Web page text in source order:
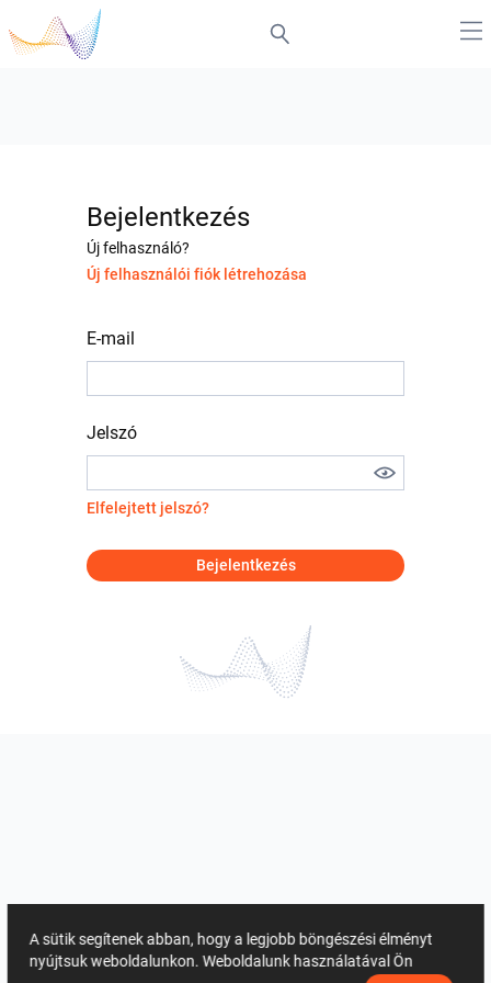
Bejelentkezés
Új felhasználó?
Új felhasználói fiók létrehozása
E-mail
Jelszó
Elfelejtett jelszó?
Bejelentkezés
A sütik segítenek abban, hogy a legjobb böngészési élményt
nyújtsuk weboldalunkon. Weboldalunk használatával Ön